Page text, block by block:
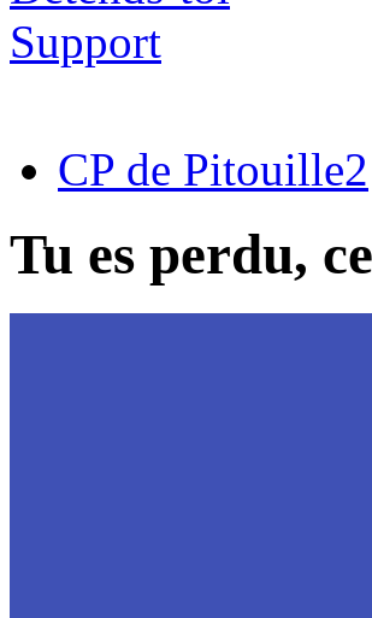
Support
CP de Pitouille2
Tu es perdu,